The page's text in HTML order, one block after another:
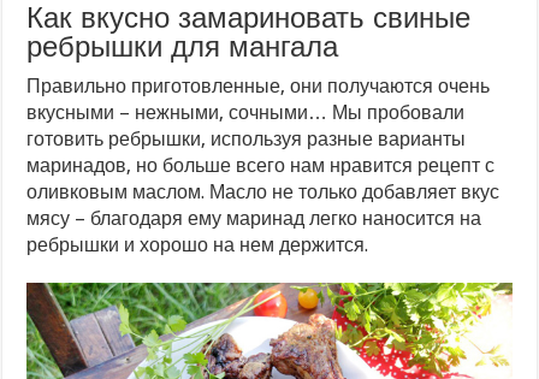
Как вкусно замариновать свиные
ребрышки для мангала
Правильно приготовленные, они получаются очень
вкусными – нежными, сочными… Мы пробовали
готовить ребрышки, используя разные варианты
маринадов, но больше всего нам нравится рецепт с
оливковым маслом. Масло не только добавляет вкус
мясу – благодаря ему маринад легко наносится на
ребрышки и хорошо на нем держится.